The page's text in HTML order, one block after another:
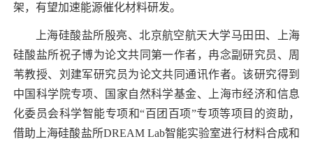
架，有望加速能源催化材料研发。
上海硅酸盐所殷亮、北京航空航天大学马田田、上海
硅酸盐所祝子博为论文共同第一作者，冉念副研究员、周
苇教授、刘建军研究员为论文共同通讯作者。该研究得到
中国科学院专项、国家自然科学基金、上海市经济和信息
化委员会科学智能专项和“百团百项”专项等项目的资助，
借助上海硅酸盐所DREAM Lab智能实验室进行材料合成和